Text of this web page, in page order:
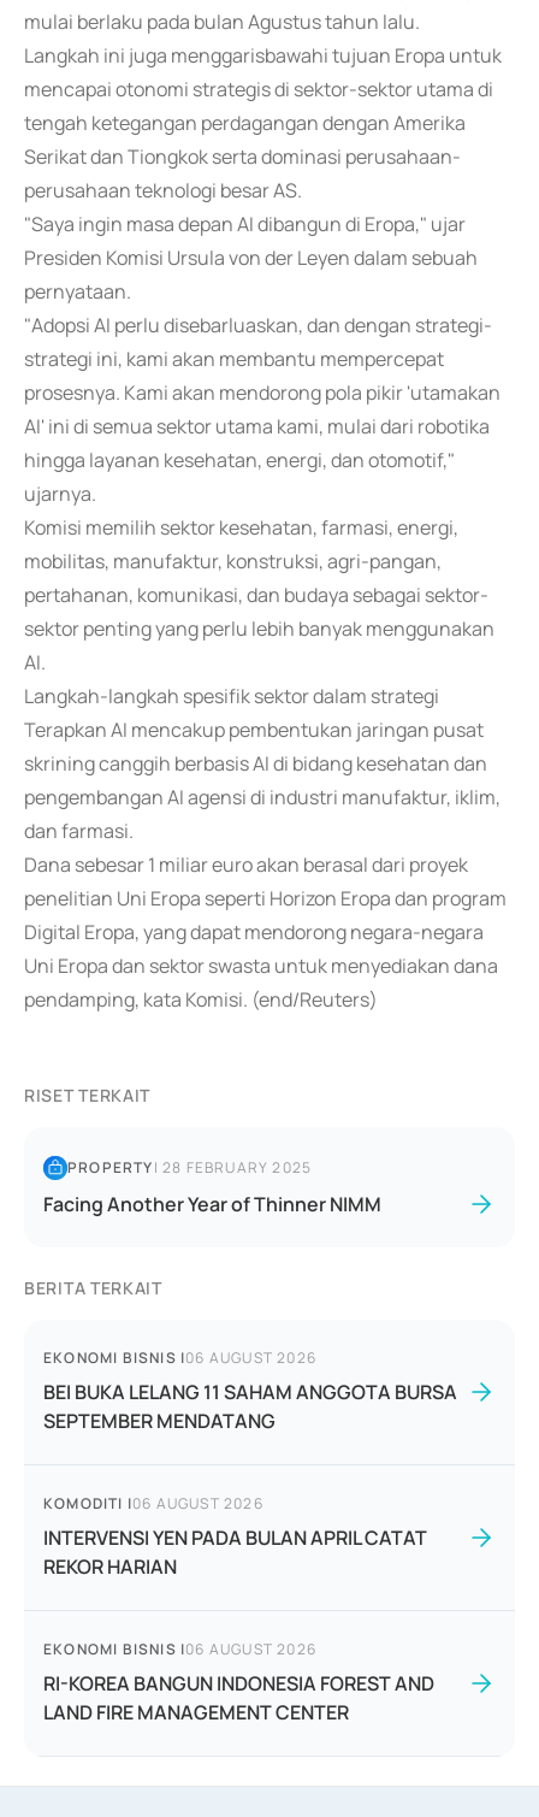
mulai berlaku pada bulan Agustus tahun lalu.
Langkah ini juga menggarisbawahi tujuan Eropa untuk
mencapai otonomi strategis di sektor-sektor utama di
tengah ketegangan perdagangan dengan Amerika
Serikat dan Tiongkok serta dominasi perusahaan-
perusahaan teknologi besar AS.
"Saya ingin masa depan AI dibangun di Eropa," ujar
Presiden Komisi Ursula von der Leyen dalam sebuah
pernyataan.
"Adopsi AI perlu disebarluaskan, dan dengan strategi-
strategi ini, kami akan membantu mempercepat
prosesnya. Kami akan mendorong pola pikir 'utamakan
AI' ini di semua sektor utama kami, mulai dari robotika
hingga layanan kesehatan, energi, dan otomotif,"
ujarnya.
Komisi memilih sektor kesehatan, farmasi, energi,
mobilitas, manufaktur, konstruksi, agri-pangan,
pertahanan, komunikasi, dan budaya sebagai sektor-
sektor penting yang perlu lebih banyak menggunakan
AI.
Langkah-langkah spesifik sektor dalam strategi
Terapkan AI mencakup pembentukan jaringan pusat
skrining canggih berbasis AI di bidang kesehatan dan
pengembangan AI agensi di industri manufaktur, iklim,
dan farmasi.
Dana sebesar 1 miliar euro akan berasal dari proyek
penelitian Uni Eropa seperti Horizon Eropa dan program
Digital Eropa, yang dapat mendorong negara-negara
Uni Eropa dan sektor swasta untuk menyediakan dana
pendamping, kata Komisi. (end/Reuters)
RISET TERKAIT
PROPERTY|28 FEBRUARY 2025
Facing Another Year of Thinner NIMM
BERITA TERKAIT
EKONOMI BISNIS |06 AUGUST 2026
BEI BUKA LELANG 11 SAHAM ANGGOTA BURSA
SEPTEMBER MENDATANG
KOMODITI |06 AUGUST 2026
INTERVENSI YEN PADA BULAN APRIL CATAT
REKOR HARIAN
EKONOMI BISNIS |06 AUGUST 2026
RI-KOREA BANGUN INDONESIA FOREST AND
LAND FIRE MANAGEMENT CENTER